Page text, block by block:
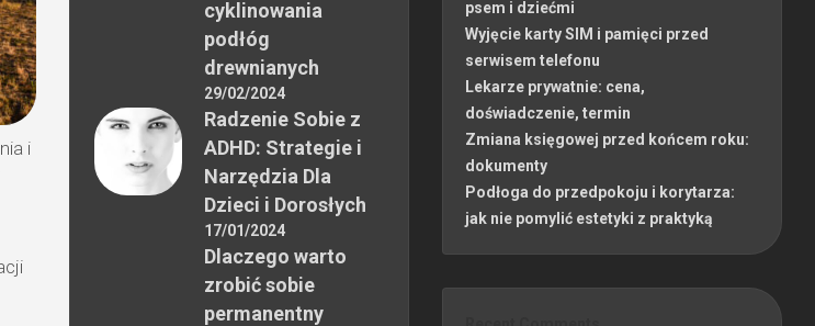
i
psem i dziećmi
Wyjęcie karty SIM i pamięci przed
serwisem telefonu
Lekarze prywatnie: cena,
doświadczenie, termin
Zmiana księgowej przed końcem roku:
dokumenty
Podłoga do przedpokoju i korytarza:
jak nie pomylić estetyki z praktyką
cyklinowania
podłóg
drewnianych
29/02/2024
Radzenie Sobie z
ADHD: Strategie i
Narzędzia Dla
Dzieci i Dorosłych
17/01/2024
Dlaczego warto
zrobić sobie
permanentny